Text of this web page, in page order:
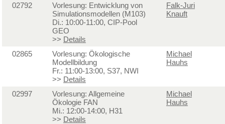
02792
Vorlesung: Entwicklung von
Simulationsmodellen (M103)
Di.: 10:00-11:00, CIP-Pool
GEO
>> Details
Falk-Juri
Knauft
02865
Vorlesung: Ökologische
Modellbildung
Fr.: 11:00-13:00, S37, NWI
>> Details
Michael
Hauhs
02997
Vorlesung: Allgemeine
Ökologie FAN
Mi.: 12:00-14:00, H31
>> Details
Michael
Hauhs